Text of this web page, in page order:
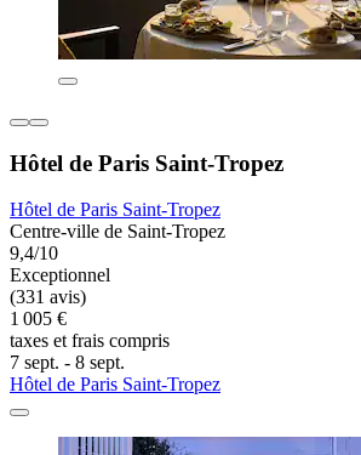
Hôtel de Paris Saint-Tropez
Hôtel de Paris Saint-Tropez
Centre-ville de Saint-Tropez
9,4/10
Exceptionnel
(331 avis)
1 005 €
taxes et frais compris
7 sept. - 8 sept.
Hôtel de Paris Saint-Tropez